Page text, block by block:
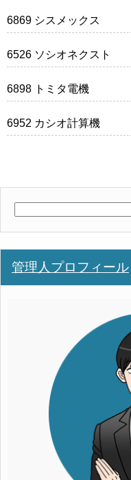
6869 シスメックス
6526 ソシオネクスト
6898 トミタ電機
6952 カシオ計算機
管理人プロフィール